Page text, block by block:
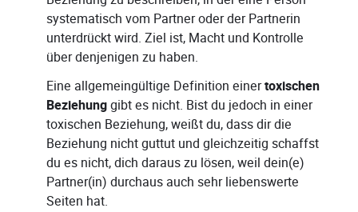
systematisch vom Partner oder der Partnerin
unterdrückt wird. Ziel ist, Macht und Kontrolle
über denjenigen zu haben.
Eine allgemeingültige Definition einertoxischen
Beziehunggibt es nicht. Bist du jedoch in einer
toxischen Beziehung, weißt du, dass dir die
Beziehung nicht guttut und gleichzeitig schaffst
du es nicht, dich daraus zu lösen, weil dein(e)
Partner(in) durchaus auch sehr liebenswerte
Seiten hat.